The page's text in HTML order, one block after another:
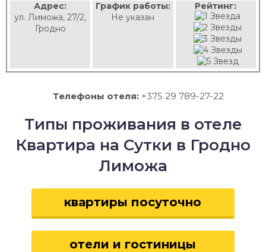
Адрес:
ул. Лиможа, 27/2,
Гродно
График работы:
Не указан
Рейтинг:
Телефоны отеля: +375 29 789-27-22
Типы проживания в отеле
Квартира на Сутки в Гродно
Лиможа
квартиры посуточно
отели и гостиницы